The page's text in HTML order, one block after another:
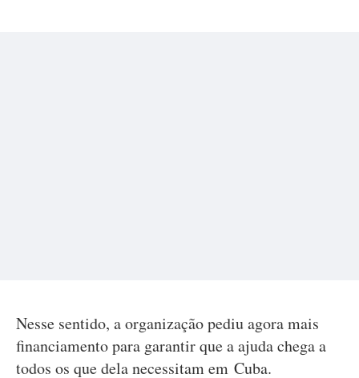
Nesse sentido, a organização pediu agora mais
financiamento para garantir que a ajuda chega a
todos os que dela necessitam em Cuba.